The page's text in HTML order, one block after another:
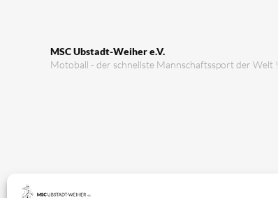
MSC Ubstadt-Weiher e.V.
Motoball - der schnellste Mannschaftssport der Welt !